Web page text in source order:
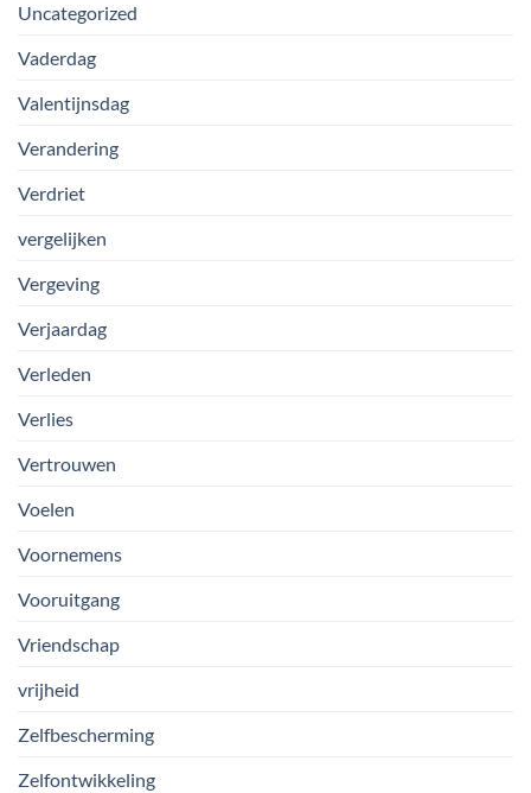
Uncategorized
Vaderdag
Valentijnsdag
Verandering
Verdriet
vergelijken
Vergeving
Verjaardag
Verleden
Verlies
Vertrouwen
Voelen
Voornemens
Vooruitgang
Vriendschap
vrijheid
Zelfbescherming
Zelfontwikkeling